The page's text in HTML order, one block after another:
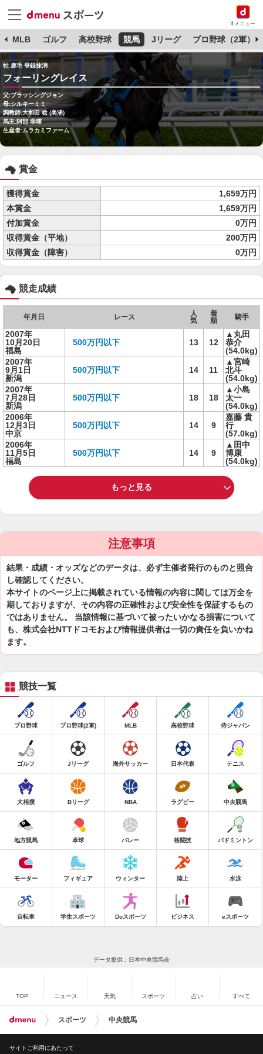
dメニュー
MLB ゴルフ 高校野球 競馬 Jリーグ プロ野球（2軍）
牡 鹿毛 登録抹消
フォーリングレイス
父:ブラッシングジョン
母:シルキーミミ
調教師:大和田 稔 (美浦)
馬主:阿部 幸暉
生産者:ムラカミファーム
賞金
獲得賞金
1,659万円
本賞金
1,659万円
付加賞金
0万円
収得賞金（平地）
200万円
収得賞金（障害）
0万円
競走成績
年月日 レース
人
気
着
順
騎手
2007年
10月20日
福島
500万円以下 13 12
▲丸田
恭介
(54.0kg)
2007年
9月1日
新潟
500万円以下 14 11
▲宮崎
北斗
(54.0kg)
2007年
7月28日
新潟
500万円以下 18 18
▲小島
太一
(54.0kg)
2006年
12月3日
中京
500万円以下 14 9
嘉藤 貴
行
(57.0kg)
2006年
11月5日
福島
500万円以下 14 9
▲田中
博康
(54.0kg)
もっと見る
注意事項
結果・成績・オッズなどのデータは、必ず主催者発行のものと照合
し確認してください。
本サイトのページ上に掲載されている情報の内容に関しては万全を
期しておりますが、その内容の正確性および安全性を保証するもの
ではありません。 当該情報に基づいて被ったいかなる損害について
も、株式会社NTTドコモおよび情報提供者は一切の責任を負いかね
ます。
競技一覧
プロ野球 プロ野球(2軍) MLB 高校野球 侍ジャパン
ゴルフ Jリーグ 海外サッカー 日本代表 テニス
大相撲 Bリーグ NBA ラグビー 中央競馬
地方競馬 卓球 バレー 格闘技 バドミントン
モーター フィギュア ウィンター 陸上 水泳
自転車 学生スポーツ Doスポーツ ビジネス eスポーツ
データ提供：日本中央競馬会
TOP ニュース 天気 スポーツ 占い すべて
スポーツ 中央競馬
サイトご利用にあたって